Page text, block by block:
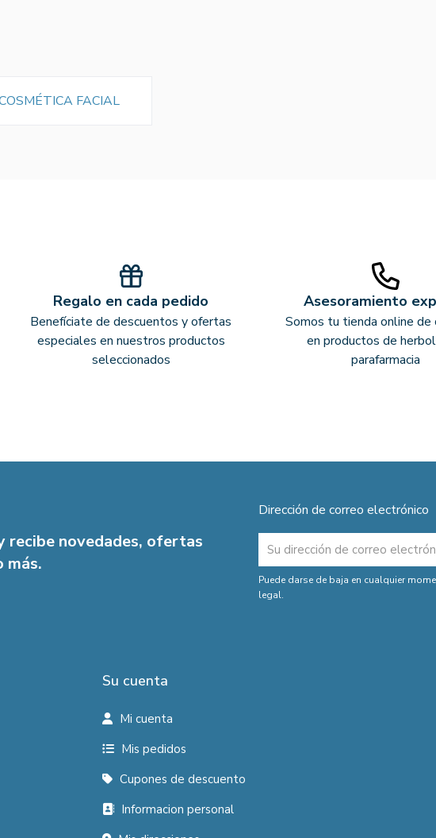
FACIAL
Regalo en cada pedido
Benefíciate de descuentos y ofertas
especiales en nuestros productos
seleccionados
Asesoramiento
Somos tu tienda online de
en productos de
parafarmacia
recibe novedades, ofertas
más.
Dirección de correo electrónico
Puede darse de baja en cualquier
legal.
Su cuenta
Mi cuenta
Mis pedidos
Cupones de descuento
Informacion personal